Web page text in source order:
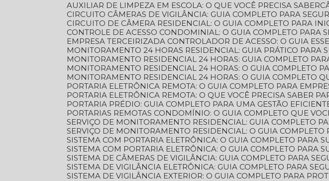
AUXILIAR DE LIMPEZA EM ESCOLA: O QUE VOCÊ PRECISA SABER
CIRCUITO CÂMERAS DE VIGILÂNCIA: GUIA COMPLETO PARA
CIRCUITO DE CÂMERA RESIDENCIAL: O GUIA COMPLETO PARA
CONTROLE DE ACESSO CONDOMINIAL: O GUIA COMPLETO PARA
EMPRESA TERCEIRIZADA CONTROLADOR DE ACESSO: O GUIA
MONITORAMENTO 24 HORAS RESIDENCIAL: GUIA PRÁTICO PARA
MONITORAMENTO RESIDENCIAL 24 HORAS: GUIA COMPLETO
MONITORAMENTO RESIDENCIAL 24 HORAS: O GUIA COMPLETO
MONITORAMENTO RESIDENCIAL 24 HORAS: O GUIA COMPLETO
PORTARIA ELETRÔNICA REMOTA: O GUIA COMPLETO PARA
PORTARIA ELETRÔNICA REMOTA: O QUE VOCÊ PRECISA SABER
PORTARIA PRÉDIO: GUIA COMPLETO PARA UMA GESTÃO
PORTARIAS REMOTAS CONDOMÍNIO: O GUIA COMPLETO QUE
SERVIÇO DE MONITORAMENTO RESIDENCIAL: GUIA COMPLETO
SERVIÇO DE MONITORAMENTO RESIDENCIAL: O GUIA COMPLETO
SISTEMA COM PORTARIA ELETRÔNICA: O GUIA COMPLETO PARA
SISTEMA COM PORTARIA ELETRÔNICA: O GUIA COMPLETO PARA
SISTEMA DE CÂMERAS DE VIGILÂNCIA: GUIA COMPLETO PARA
SISTEMA DE VIGILÂNCIA ELETRÔNICA: GUIA COMPLETO PARA
SISTEMA DE VIGILÂNCIA EXTERIOR: O GUIA COMPLETO PARA